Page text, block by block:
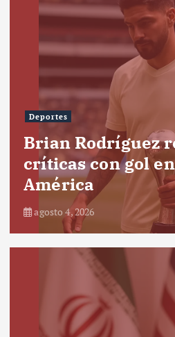
Deportes
Brian Rodríguez
críticas con gol
América
agosto 4, 2026